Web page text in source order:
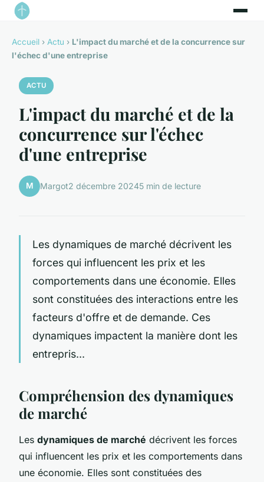
Accueil › Actu › L'impact du marché et de la concurrence sur
l'échec d'une entreprise
ACTU
L'impact du marché et de la
concurrence sur l'échec
d'une entreprise
M Margot2 décembre 20245 min de lecture
Les dynamiques de marché décrivent les
forces qui influencent les prix et les
comportements dans une économie. Elles
sont constituées des interactions entre les
facteurs d'offre et de demande. Ces
dynamiques impactent la manière dont les
entrepris...
Compréhension des dynamiques
de marché
Les dynamiques de marché décrivent les forces
qui influencent les prix et les comportements dans
une économie. Elles sont constituées des